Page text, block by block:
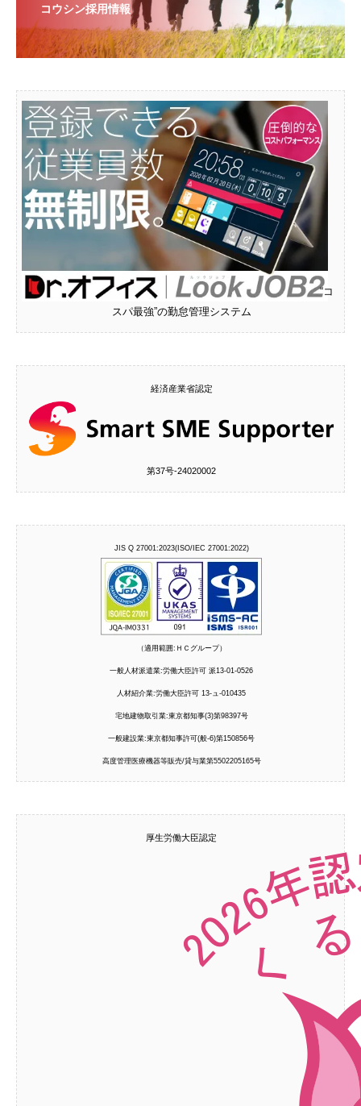
コウシン採用情報
“コ
スパ最強”の勤怠管理システム
経済産業省認定
第37号‐24020002
JIS Q 27001:2023(ISO/IEC 27001:2022)
（適用範囲:ＨＣグループ）
一般人材派遣業:労働大臣許可 派13-01-0526
人材紹介業:労働大臣許可 13-ュ-010435
宅地建物取引業:東京都知事(3)第98397号
一般建設業:東京都知事許可(般-6)第150856号
高度管理医療機器等販売/貸与業第5502205165号
厚生労働大臣認定